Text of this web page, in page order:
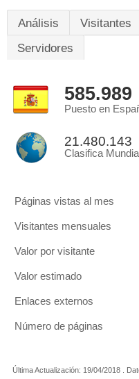
Análisis Visitantes
Servidores
585.989
Puesto en
21.480.143
Clasifica Mundial
Páginas vistas al mes
Visitantes mensuales
Valor por visitante
Valor estimado
Enlaces externos
Número de páginas
Última Actualización: 19/04/2018 .